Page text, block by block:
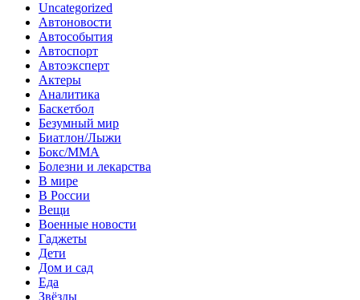
Uncategorized
Автоновости
Автособытия
Автоспорт
Автоэксперт
Актеры
Аналитика
Баскетбол
Безумный мир
Биатлон/Лыжи
Бокс/MMA
Болезни и лекарства
В мире
В России
Вещи
Военные новости
Гаджеты
Дети
Дом и сад
Еда
Звёзды